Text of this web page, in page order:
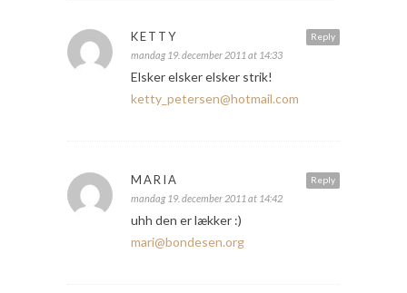
Reply
KETTY
mandag 19. december 2011 at 14:33
Elsker elsker elsker strik!
ketty_petersen@hotmail.com
Reply
MARIA
mandag 19. december 2011 at 14:42
uhh den er lækker :)
mari@bondesen.org